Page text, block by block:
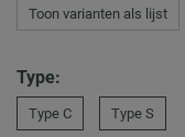
Toon varianten als lijst
Type:
Type C Type S